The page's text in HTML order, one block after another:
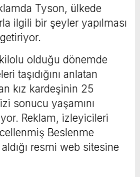
Tyson, ülkede
ilgili bir şeyler yapılması
kilolu olduğu dönemde
taşıdığını anlatan
kız kardeşinin 25
sonucu yaşamını
Reklam, izleyicileri
Beslenme
resmi web sitesine